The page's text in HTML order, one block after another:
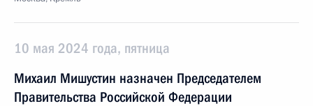
10 мая 2024 года, пятница
Михаил Мишустин назначен Председателем
Правительства Российской Федерации